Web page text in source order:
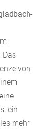
Das
von
ein
mehr